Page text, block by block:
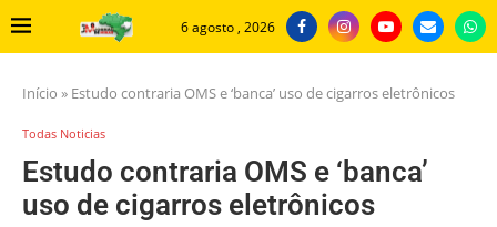
6 agosto , 2026
Início » Estudo contraria OMS e ‘banca’ uso de cigarros eletrônicos
Todas Noticias
Estudo contraria OMS e ‘banca’
uso de cigarros eletrônicos